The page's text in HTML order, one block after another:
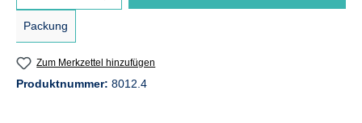
Packung
Zum Merkzettel hinzufügen
Produktnummer: 8012.4